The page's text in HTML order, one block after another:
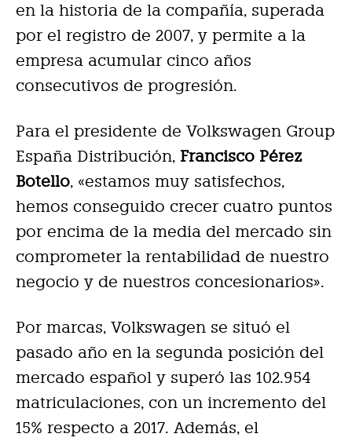
en la historia de la compañía, superada
por el registro de 2007, y permite a la
empresa acumular cinco años
consecutivos de progresión.
Para el presidente de Volkswagen Group
España Distribución, Francisco Pérez
Botello, «estamos muy satisfechos,
hemos conseguido crecer cuatro puntos
por encima de la media del mercado sin
comprometer la rentabilidad de nuestro
negocio y de nuestros concesionarios».
Por marcas, Volkswagen se situó el
pasado año en la segunda posición del
mercado español y superó las 102.954
matriculaciones, con un incremento del
15% respecto a 2017. Además, el